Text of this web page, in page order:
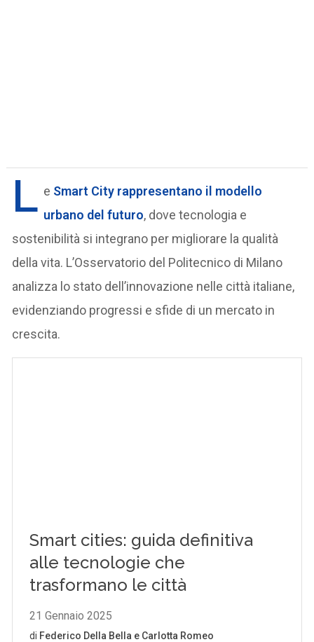
L e Smart City rappresentano il modello
urbano del futuro, dove tecnologia e
sostenibilità si integrano per migliorare la qualità
della vita. L’Osservatorio del Politecnico di Milano
analizza lo stato dell’innovazione nelle città italiane,
evidenziando progressi e sfide di un mercato in
crescita.